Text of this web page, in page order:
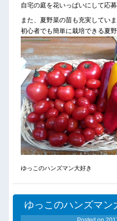
自宅の庭を花いっぱいにして応
また、夏野菜の苗も充実していま
初心者でも簡単に栽培できる夏
ゆっこのハンズマン大好き
ゆっこのハンズマン